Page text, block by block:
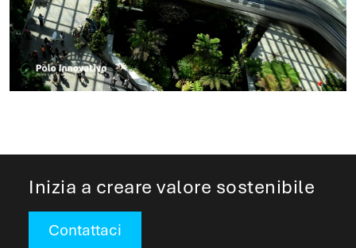
Inizia a creare valore sostenibile
Contattaci